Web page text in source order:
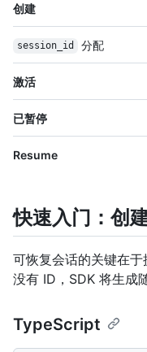
创建
session_id 分配
激活
已暂停
Resume
快速入门：创
可恢复会话的关键在于
没有 ID，SDK 将生成
TypeScript